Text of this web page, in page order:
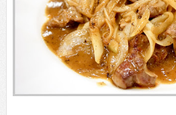
一樣免費喝到
死的那種柴魚湯。不過這天配菜是炒
了所以我就不
介紹他，另一樣小菜牛蒡絲也比較不